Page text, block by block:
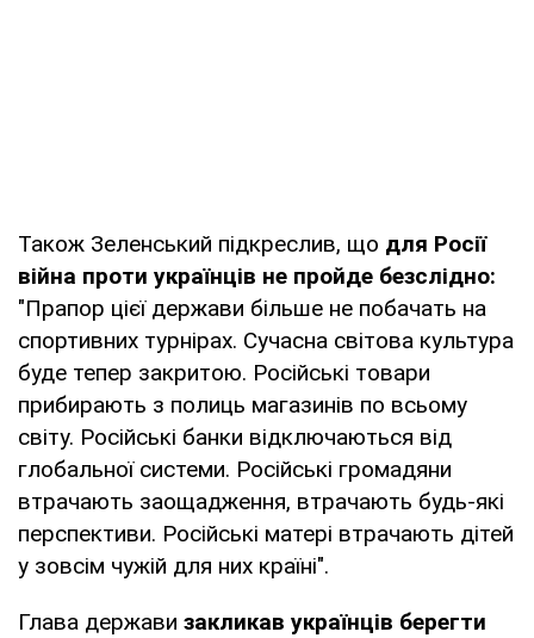
Також Зеленський підкреслив, що для Росії
війна проти українців не пройде безслідно:
"Прапор цієї держави більше не побачать на
спортивних турнірах. Сучасна світова культура
буде тепер закритою. Російські товари
прибирають з полиць магазинів по всьому
світу. Російські банки відключаються від
глобальної системи. Російські громадяни
втрачають заощадження, втрачають будь-які
перспективи. Російські матері втрачають дітей
у зовсім чужій для них країні".
Глава держави закликав українців берегти